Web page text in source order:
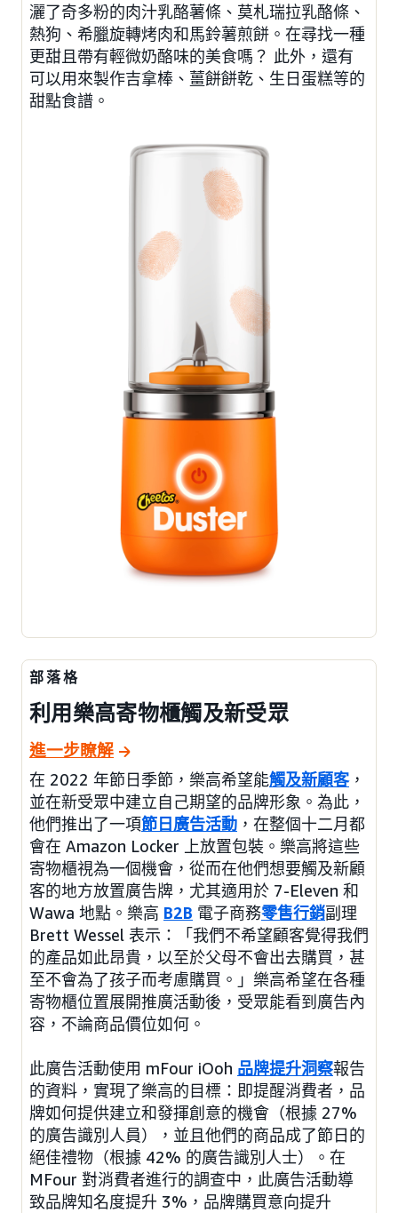
灑了奇多粉的肉汁乳酪薯條、莫札瑞拉乳酪條、
熱狗、希臘旋轉烤肉和馬鈴薯煎餅。在尋找一種
更甜且帶有輕微奶酪味的美食嗎？ 此外，還有
可以用來製作吉拿棒、薑餅餅乾、生日蛋糕等的
甜點食譜。
部落格
利用樂高寄物櫃觸及新受眾
進一步瞭解
在 2022 年節日季節，樂高希望能觸及新顧客，
並在新受眾中建立自己期望的品牌形象。為此，
他們推出了一項節日廣告活動 ，在整個十二月都
會在 Amazon Locker 上放置包裝。樂高將這些
寄物櫃視為一個機會，從而在他們想要觸及新顧
客的地方放置廣告牌，尤其適用於 7-Eleven 和
Wawa 地點。樂高 B2B 電子商務零售行銷副理
Brett Wessel 表示：「我們不希望顧客覺得我們
的產品如此昂貴，以至於父母不會出去購買，甚
至不會為了孩子而考慮購買。」樂高希望在各種
寄物櫃位置展開推廣活動後，受眾能看到廣告內
容，不論商品價位如何。
此廣告活動使用 mFour iOoh 品牌提升洞察報告
的資料，實現了樂高的目標：即提醒消費者，品
牌如何提供建立和發揮創意的機會（根據 27%
的廣告識別人員），並且他們的商品成了節日的
絕佳禮物（根據 42% 的廣告識別人士）。在
MFour 對消費者進行的調查中，此廣告活動導
致品牌知名度提升 3%，品牌購買意向提升